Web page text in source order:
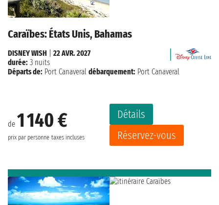
Caraïbes: États Unis, Bahamas
de 1 140 €
prix par personne taxes incluses
Détails
Réservez-vous
DISNEY WISH
22 AVR. 2027
durée: 3 nuits
Départs de: Port Canaveral débarquement: Port Canaveral